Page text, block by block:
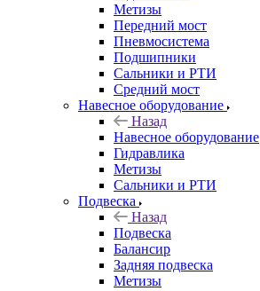
Метизы
Передний мост
Пневмосистема
Подшипники
Сальники и РТИ
Средний мост
Навесное оборудование
Назад
Навесное оборудование
Гидравлика
Метизы
Сальники и РТИ
Подвеска
Назад
Подвеска
Балансир
Задняя подвеска
Метизы